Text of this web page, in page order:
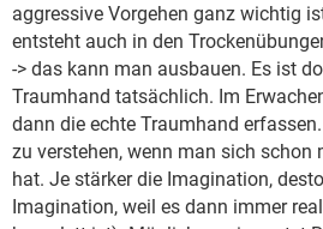
aggressive Vorgehen ganz wichtig
entsteht auch in den
-> das kann man ausbauen. Es ist
Traumhand tatsächlich. Im
dann die echte Traumhand
zu verstehen, wenn man sich
hat. Je stärker die Imagination,
Imagination, weil es dann immer